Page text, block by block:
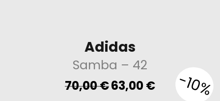
Adidas
Samba – 42
70,00€ Original
price
63,00€Current-10%